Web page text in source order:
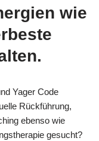
wie
Yager Code
Rückführung,
ebenso wie
gesucht?